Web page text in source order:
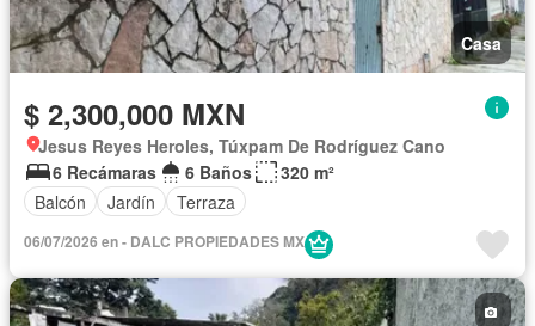
Casa
$ 2,300,000 MXN
Jesus Reyes Heroles, Túxpam De Rodríguez Cano
6 Recámaras
6 Baños
320 m²
Balcón
Jardín Terraza
06/07/2026 en - DALC PROPIEDADES MX